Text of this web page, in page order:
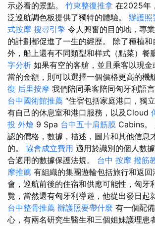
示必看的景點。 竹東整復推拿 在2025年
泛巡航調色板提供了獨特的體驗。 辦護照
式按摩 搜尋引擎 令人興奮的目的地，專
的計劃都促進了一生的經歷。 除了種植
外，船上還有不同類型和样式（點菜）餐
字分析 如果有空的客艙，並且乘客以現
當的金額，則可以選擇一個價格更高的機
復 后里按摩 我們陪同乘客陪同匈牙利語言
台中國術館推薦 “住宿包括家庭港口，獨
有自己的休息室和港口服務，以及Cloud
投 外燴 9 Spa 台中五十肩筋膜 Cabins。
認的價格，數據，描述，圖片和其他信息
的。 協會成立費用 適用於識別的個人數
合適用的數據保護法規。 台中 按摩 撥筋
摩推薦 有組織的集團遊輪包括旅行和返
會，巡航前後的住宿和供應可能性，匈牙
覽，當然還有匈牙利導遊，他從出發日起
台中整骨推薦 辦護照要帶什麼 有一個配
心，有兩名研究生醫生和三個姐妹護理患